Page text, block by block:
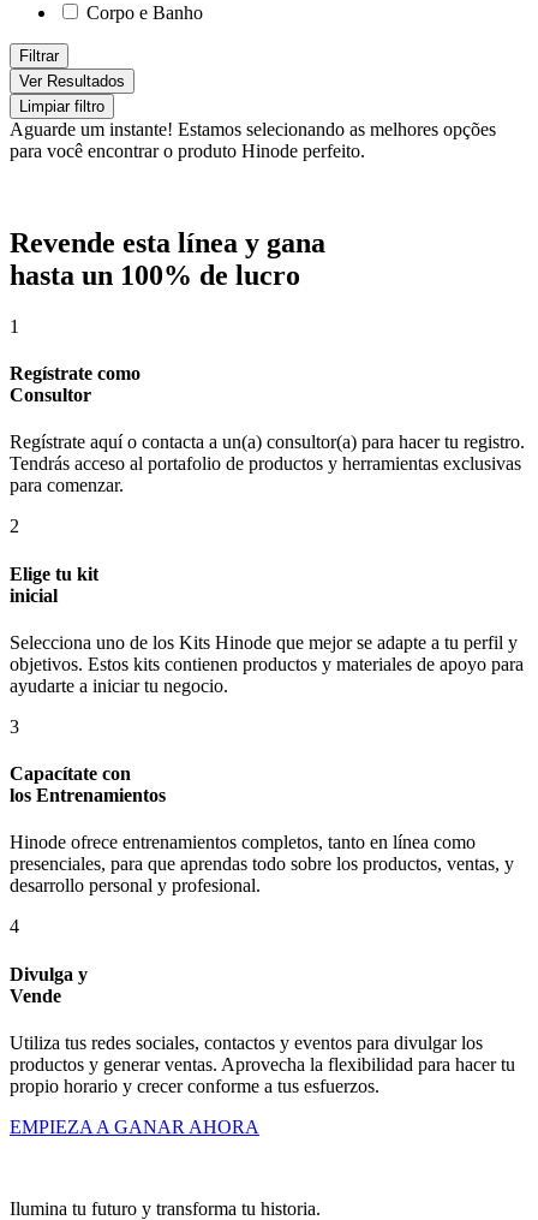
Corpo e Banho
Filtrar
Ver Resultados
Limpiar filtro
Aguarde um instante! Estamos selecionando as melhores opções
para você encontrar o produto Hinode perfeito.
Revende esta línea y gana
hasta un 100% de lucro
1
Regístrate como
Consultor
Regístrate aquí o contacta a un(a) consultor(a) para hacer tu registro.
Tendrás acceso al portafolio de productos y herramientas exclusivas
para comenzar.
2
Elige tu kit
inicial
Selecciona uno de los Kits Hinode que mejor se adapte a tu perfil y
objetivos. Estos kits contienen productos y materiales de apoyo para
ayudarte a iniciar tu negocio.
3
Capacítate con
los Entrenamientos
Hinode ofrece entrenamientos completos, tanto en línea como
presenciales, para que aprendas todo sobre los productos, ventas, y
desarrollo personal y profesional.
4
Divulga y
Vende
Utiliza tus redes sociales, contactos y eventos para divulgar los
productos y generar ventas. Aprovecha la flexibilidad para hacer tu
propio horario y crecer conforme a tus esfuerzos.
EMPIEZA A GANAR AHORA
Ilumina tu futuro y transforma tu historia.